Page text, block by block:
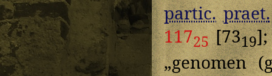
partic. praet.
11725[7319
„genomen